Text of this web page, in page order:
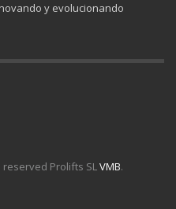
y evolucionando
Prolifts SLVMB.